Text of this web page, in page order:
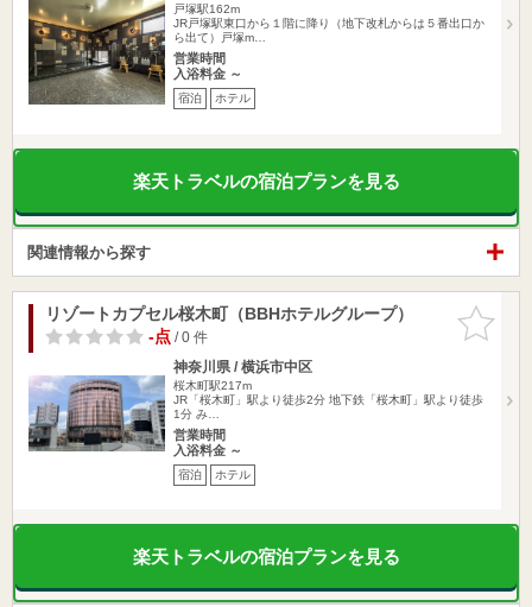
戸塚駅162m
JR戸塚駅東口から１階に降り（地下改札からは５番出口か
ら出て）戸塚m…
営業時間
入浴料金 ～
宿泊 ホテル
楽天トラベルの宿泊プランを見る
関連情報から探す
お気に入
りに追加
リゾートカプセル桜木町（BBHホテルグループ）
-点/ 0 件
神奈川県 / 横浜市中区
桜木町駅217m
JR「桜木町」駅より徒歩2分 地下鉄「桜木町」駅より徒歩
1分 み…
営業時間
入浴料金 ～
宿泊 ホテル
楽天トラベルの宿泊プランを見る